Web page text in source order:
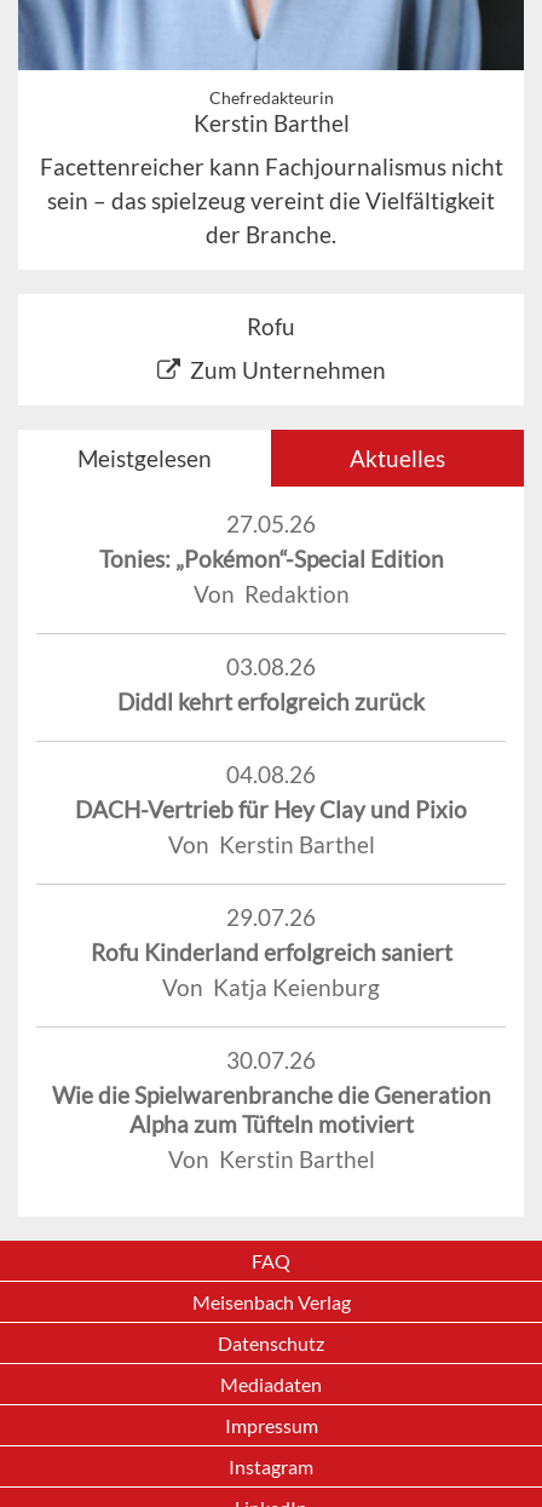
Chefredakteurin
Kerstin Barthel
Facettenreicher kann Fachjournalismus nicht
sein – das spielzeug vereint die Vielfältigkeit
der Branche.
Rofu
Zum Unternehmen
Meistgelesen Aktuelles
27.05.26
Tonies: „Pokémon“-Special Edition
Von Redaktion
03.08.26
Diddl kehrt erfolgreich zurück
04.08.26
DACH-Vertrieb für Hey Clay und Pixio
Von Kerstin Barthel
29.07.26
Rofu Kinderland erfolgreich saniert
Von Katja Keienburg
30.07.26
Wie die Spielwarenbranche die Generation
Alpha zum Tüfteln motiviert
Von Kerstin Barthel
FAQ
Meisenbach Verlag
Datenschutz
Mediadaten
Impressum
Instagram